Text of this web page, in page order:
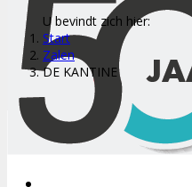
U bevindt zich hier:
Start
Zalen
DE KANTINE